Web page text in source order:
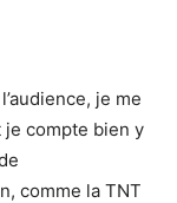
je me
compte bien y
comme la TNT